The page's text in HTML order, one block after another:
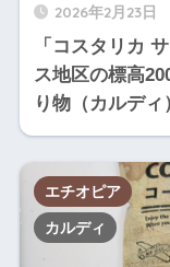
2026年2月23日
「コスタリカ
ス地区の標高
り物（カルディ
エチオピア
カルディ